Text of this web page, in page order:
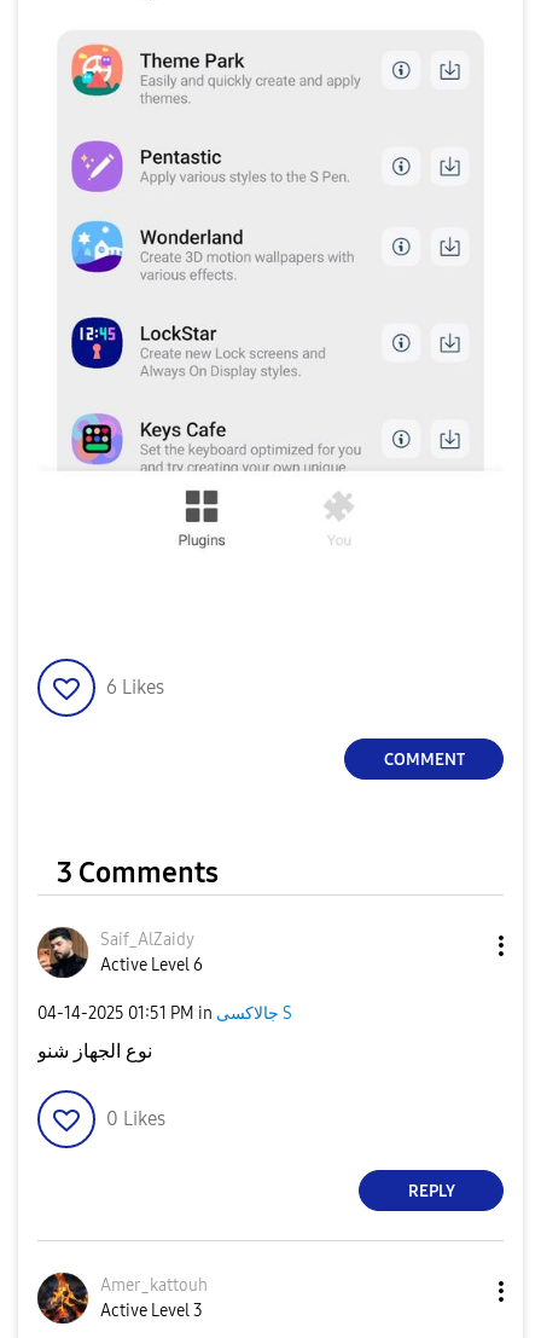
6 Likes
COMMENT
3 Comments
Saif_AlZaidy
Active Level 6
‎04-14-2025 01:51 PM in جالاكسى S
نوع الجهاز شنو
0 Likes
REPLY
Amer_kattouh
Active Level 3